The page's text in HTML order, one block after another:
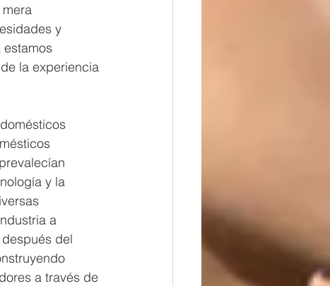
y
la experiencia
y la
a
del
a través de